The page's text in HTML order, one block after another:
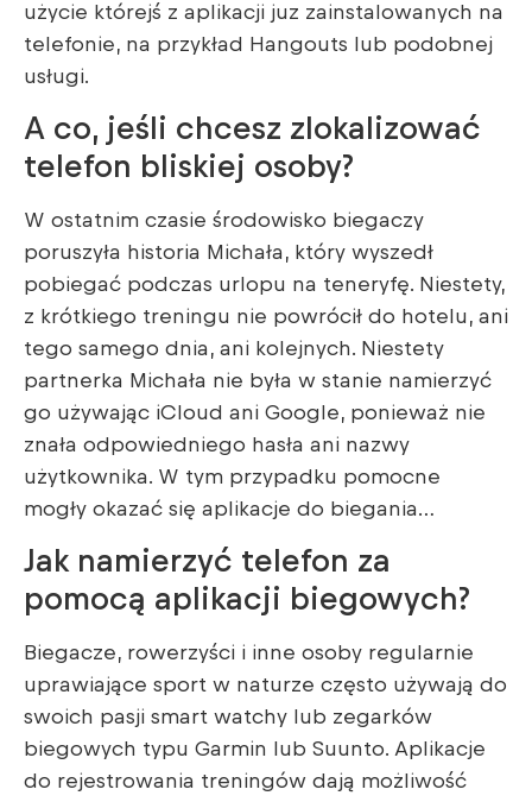
użycie którejś z aplikacji juz zainstalowanych na
telefonie, na przykład Hangouts lub podobnej
usługi.
A co, jeśli chcesz zlokalizować
telefon bliskiej osoby?
W ostatnim czasie środowisko biegaczy
poruszyła historia Michała, który wyszedł
pobiegać podczas urlopu na teneryfę. Niestety,
z krótkiego treningu nie powrócił do hotelu, ani
tego samego dnia, ani kolejnych. Niestety
partnerka Michała nie była w stanie namierzyć
go używając iCloud ani Google, ponieważ nie
znała odpowiedniego hasła ani nazwy
użytkownika. W tym przypadku pomocne
mogły okazać się aplikacje do biegania…
Jak namierzyć telefon za
pomocą aplikacji biegowych?
Biegacze, rowerzyści i inne osoby regularnie
uprawiające sport w naturze często używają do
swoich pasji smart watchy lub zegarków
biegowych typu Garmin lub Suunto. Aplikacje
do rejestrowania treningów dają możliwość